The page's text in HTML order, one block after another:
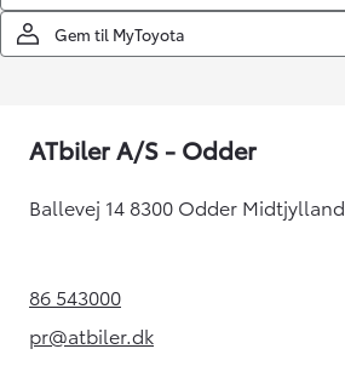
Gem til MyToyota
ATbiler A/S - Odder
Ballevej 14 8300 Odder Midtjylland
86 543000(Opens in new tab)
pr@atbiler.dk(Opens in new tab)